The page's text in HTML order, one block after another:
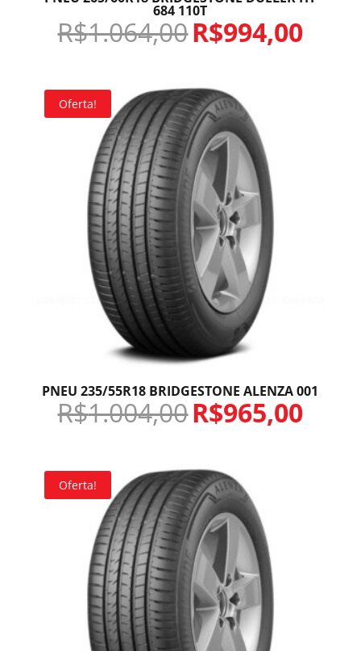
684 110T
R$1.064,00R$994,00
Oferta!
PNEU 235/55R18 BRIDGESTONE ALENZA 001
R$1.004,00R$965,00
Oferta!